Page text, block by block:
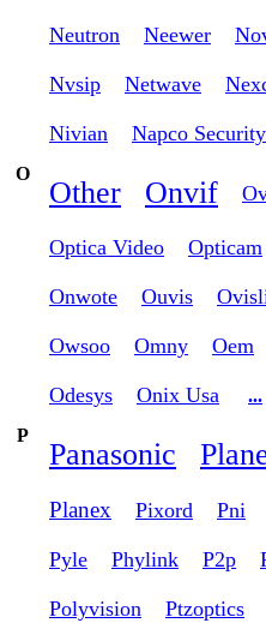
Neutron Neewer
Nvsip Netwave
Nivian Napco Security
O
Other Onvif
Optica Video Opticam
Onwote Ouvis
Owsoo Omny Oem
Odesys Onix Usa
...
P
Panasonic
Planex Pixord Pni
Pyle Phylink P2p
Polyvision Ptzoptics